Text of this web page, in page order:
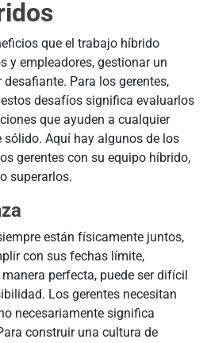
que el trabajo híbrido
y empleadores, gestionar un
Para los gerentes,
desafíos significa evaluarlos
que ayuden a cualquier
Aquí hay algunos de los
gerentes con su equipo híbrido,
superarlos.
están físicamente juntos,
con sus fechas límite,
perfecta, puede ser difícil
Los gerentes necesitan
necesariamente significa
construir una cultura de